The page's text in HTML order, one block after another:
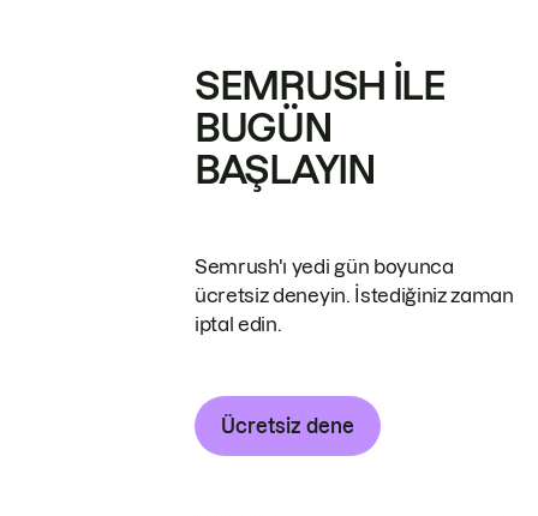
SEMRUSH ILE
BUGÜN
BAŞLAYIN
Semrush'ı yedi gün boyunca
ücretsiz deneyin. İstediğiniz zaman
iptal edin.
Ücretsiz dene